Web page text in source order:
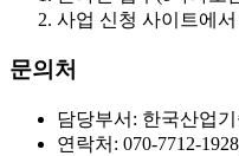
사업 신청 사이트에서
문의처
담당부서: 한국산업
연락처: 070-7712-